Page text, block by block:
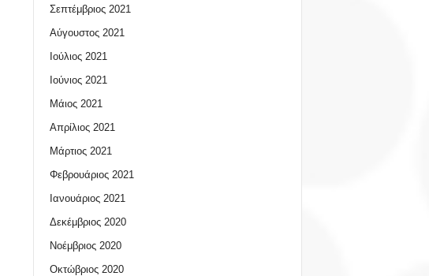
Σεπτέμβριος 2021
Αύγουστος 2021
Ιούλιος 2021
Ιούνιος 2021
Μάιος 2021
Απρίλιος 2021
Μάρτιος 2021
Φεβρουάριος 2021
Ιανουάριος 2021
Δεκέμβριος 2020
Νοέμβριος 2020
Οκτώβριος 2020